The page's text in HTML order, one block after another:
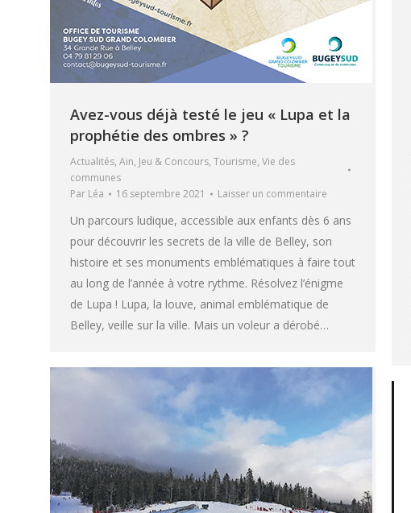
Avez-vous déjà testé le jeu « Lupa et la
prophétie des ombres » ?
Actualités, Ain, Jeu & Concours, Tourisme, Vie des
communes
Par Léa 16 septembre 2021 Laisser un commentaire
Un parcours ludique, accessible aux enfants dès 6 ans
pour découvrir les secrets de la ville de Belley, son
histoire et ses monuments emblématiques à faire tout
au long de l’année à votre rythme. Résolvez l’énigme
de Lupa ! Lupa, la louve, animal emblématique de
Belley, veille sur la ville. Mais un voleur a dérobé…